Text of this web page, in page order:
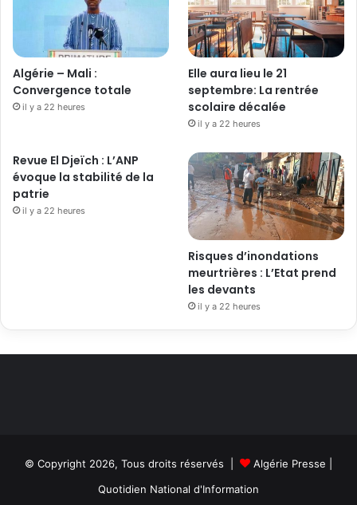
Algérie – Mali :
Convergence totale
il y a 22 heures
Elle aura lieu le 21
septembre: La rentrée
scolaire décalée
il y a 22 heures
Revue El Djeïch : L’ANP
évoque la stabilité de la
patrie
il y a 22 heures
Risques d’inondations
meurtrières : L’Etat prend
les devants
il y a 22 heures
© Copyright 2026, Tous droits réservés | Algérie Presse
Quotidien National d'Information